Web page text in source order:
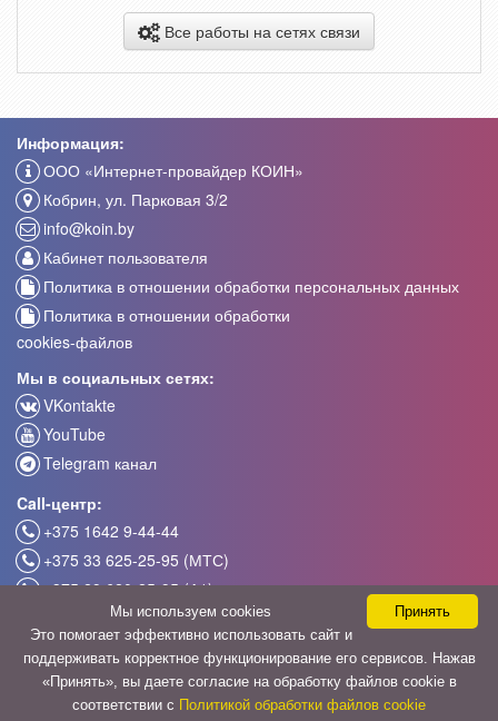
Все работы на сетях связи
Информация:
ООО «Интернет-провайдер КОИН»
Кобрин, ул. Парковая 3/2
info@koin.by
Кабинет пользователя
Политика в отношении обработки персональных данных
Политика в отношении обработки
cookies-файлов
Мы в социальных сетях:
VKontakte
YouTube
Telegram канал
Call-центр:
+375 1642 9-44-44
+375 33 625-25-95 (МТС)
+375 29 620-25-95 (А1)
support@koin.by / техподдержка
+375 33 625-25-95 Viber
ООО «Интернет-провайдер КОИН» УНП 291174296
Принять
Мы используем cookies
Это помогает эффективно использовать сайт и
поддерживать корректное функционирование его сервисов. Нажав
«Принять», вы даете согласие на обработку файлов cookie в
соответствии с Политикой обработки файлов cookie